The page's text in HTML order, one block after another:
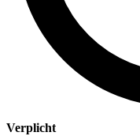
Verplicht